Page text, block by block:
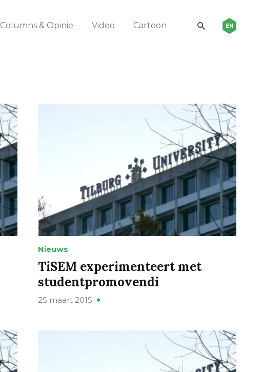
Columns & Opinie Video Cartoon EN
Nieuws
TiSEM experimenteert met
studentpromovendi
25 maart 2015